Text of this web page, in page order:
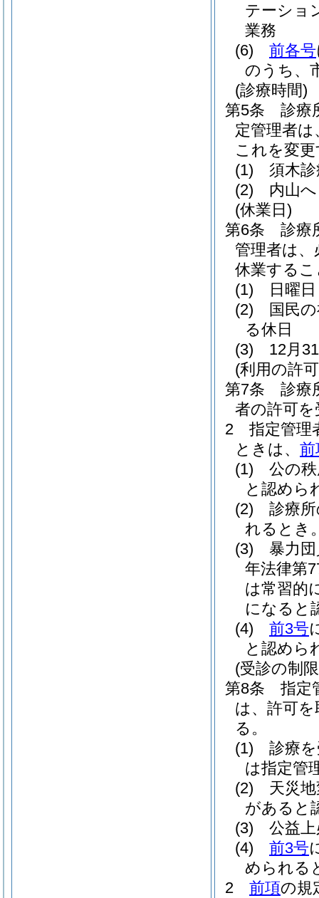
テーショ
業務
(6)
前各号
のうち、
(診療時間)
第5条
診療
定管理者
これを変
(1)
須木
(2)
内山
(休業日)
第6条
診療
管理者は
休業する
(1)
日曜日
(2)
国民
る休日
(3)
12月
(利用の許
第7条
診療
者の許可
2
指定管理
ときは、 前
(1)
公の
と認めら
(2)
診療
れるとき
(3)
暴力
年法律第
は常習的
になると
(4)
前3号
と認めら
(受診の制
第8条
指定
は、許可
る。
(1)
診療
は指定管
(2)
天災
があると
(3)
公益
(4)
前3号
められる
2
前項の規